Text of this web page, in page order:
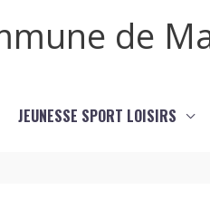
de
JEUNESSE SPORT LOISIRS